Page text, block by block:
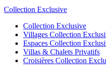
Collection Exclusive
Collection Exclusive
Villages Collection
Espaces Collection
Villas & Chalets Privatifs
Croisières Collection